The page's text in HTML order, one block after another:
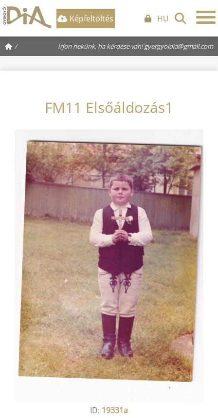
Képfeltöltés HU
/ Írjon nekünk, ha kérdése van!gyergyoidia@gmail.com
FM11 Elsőáldozás1
ID: 19331a